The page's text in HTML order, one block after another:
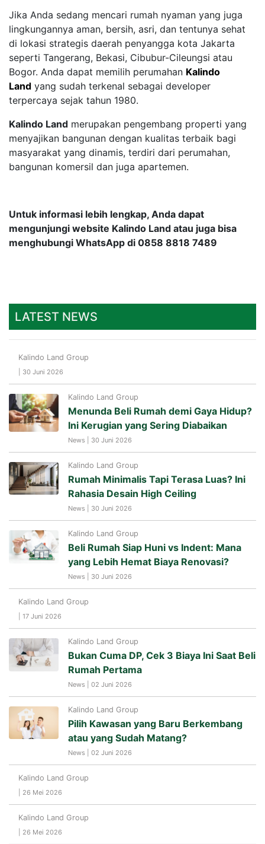
Jika Anda sedang mencari rumah nyaman yang juga
lingkungannya aman, bersih, asri, dan tentunya sehat
di lokasi strategis daerah penyangga kota Jakarta
seperti Tangerang, Bekasi, Cibubur-Cileungsi atau
Bogor. Anda dapat memilih perumahan Kalindo
Land yang sudah terkenal sebagai developer
terpercaya sejak tahun 1980.
Kalindo Land merupakan pengembang properti yang
menyajikan bangunan dengan kualitas terbaik bagi
masyarakat yang dinamis, terdiri dari perumahan,
bangunan komersil dan juga apartemen.
Untuk informasi lebih lengkap, Anda dapat
mengunjungi website Kalindo Land atau juga bisa
menghubungi WhatsApp di 0858 8818 7489
LATEST NEWS
Kalindo Land Group
| 30 Juni 2026
Kalindo Land Group
Menunda Beli Rumah demi Gaya Hidup?
Ini Kerugian yang Sering Diabaikan
News | 30 Juni 2026
Kalindo Land Group
Rumah Minimalis Tapi Terasa Luas? Ini
Rahasia Desain High Ceiling
News | 30 Juni 2026
Kalindo Land Group
Beli Rumah Siap Huni vs Indent: Mana
yang Lebih Hemat Biaya Renovasi?
News | 30 Juni 2026
Kalindo Land Group
| 17 Juni 2026
Kalindo Land Group
Bukan Cuma DP, Cek 3 Biaya Ini Saat Beli
Rumah Pertama
News | 02 Juni 2026
Kalindo Land Group
Pilih Kawasan yang Baru Berkembang
atau yang Sudah Matang?
News | 02 Juni 2026
Kalindo Land Group
| 26 Mei 2026
Kalindo Land Group
| 26 Mei 2026